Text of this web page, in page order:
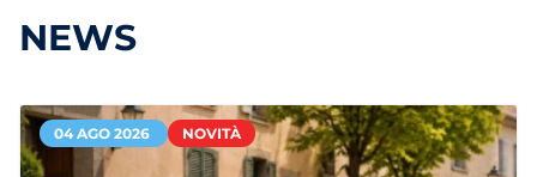
NEWS
04 AGO 2026 NOVITÀ